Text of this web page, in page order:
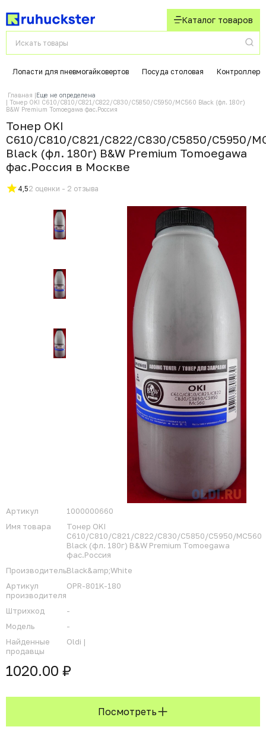
Каталог товаров
Лопасти для пневмогайковертов Посуда столовая
Главная
Еще не определена
Тонер OKI C610/C810/C821/C822/C830/C5850/C5950/MC560 Black (фл. 180г)
B&W Premium Tomoegawa фас.Россия
Тонер OKI
C610/C810/C821/C822/C830/C5850/C5950/
Black (фл. 180г) B&W Premium Tomoegawa
фас.Россия в Москвe
4,52 оценки - 2 отзыва
Артикул
1000000660
Имя товара
Тонер OKI
C610/C810/C821/C822/C830/C5850/C5950/MC560
Black (фл. 180г) B&W Premium Tomoegawa
фас.Россия
ПроизводительBlack&amp;White
Артикул
производителя
OPR-801K-180
Штрихкод
-
Модель
-
Найденные
продавцы
Oldi |
1020.00 ₽
Посмотреть